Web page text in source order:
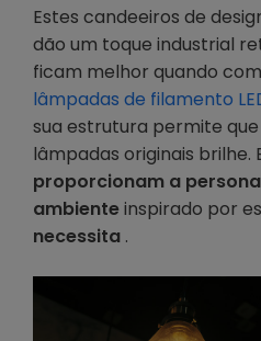
Estes candeeiros de
dão um toque industrial
ficam melhor quando
lâmpadas de filamento
sua estrutura permite
lâmpadas originais brilhe.
proporcionam a
ambienteinspirado por
necessita .